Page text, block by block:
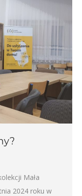
Mała
2024 roku w